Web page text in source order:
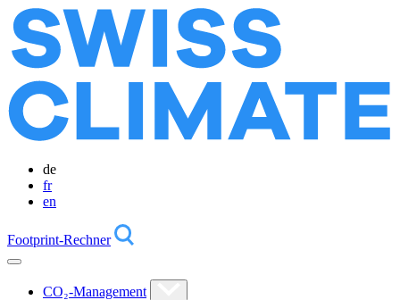
de
fr
en
Footprint-Rechner
CO₂-Management